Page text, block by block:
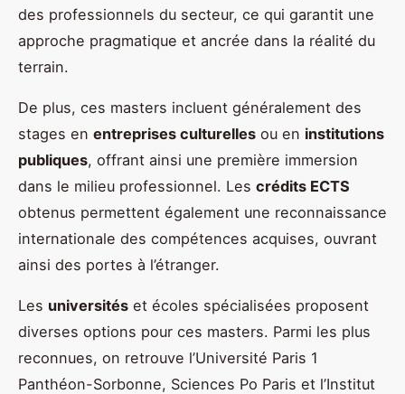
des professionnels du secteur, ce qui garantit une
approche pragmatique et ancrée dans la réalité du
terrain.
De plus, ces masters incluent généralement des
stages en entreprises culturelles ou en institutions
publiques, offrant ainsi une première immersion
dans le milieu professionnel. Les crédits ECTS
obtenus permettent également une reconnaissance
internationale des compétences acquises, ouvrant
ainsi des portes à l’étranger.
Les universités et écoles spécialisées proposent
diverses options pour ces masters. Parmi les plus
reconnues, on retrouve l’Université Paris 1
Panthéon-Sorbonne, Sciences Po Paris et l’Institut